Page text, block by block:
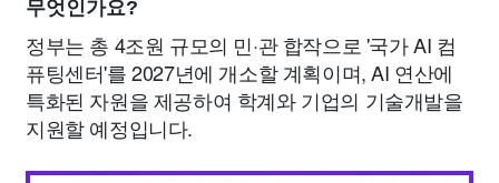
무엇인가요?
정부는 총 4조원 규모의 민·관 합작으로 '국가 AI 컴
퓨팅센터'를 2027년에 개소할 계획이며, AI 연산에
특화된 자원을 제공하여 학계와 기업의 기술개발을
지원할 예정입니다.